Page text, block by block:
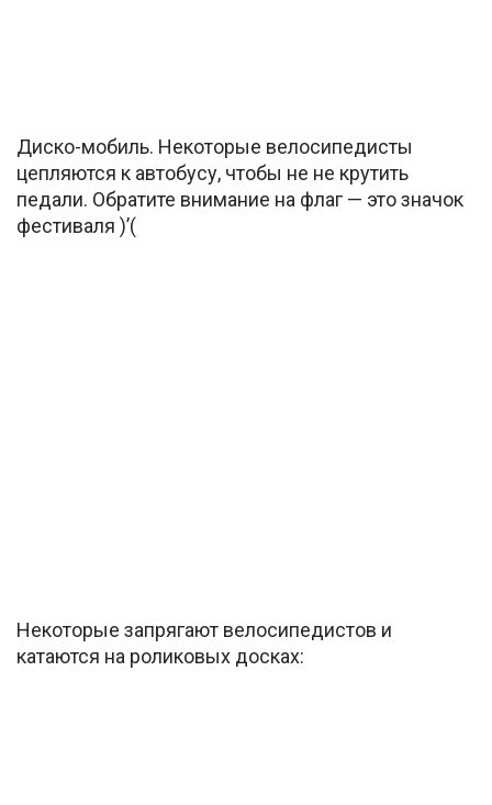
Диско-мобиль. Некоторые велосипедисты
цепляются к автобусу, чтобы не не крутить
педали. Обратите внимание на флаг — это значок
фестиваля )’(
Некоторые запрягают велосипедистов и
катаются на роликовых досках: